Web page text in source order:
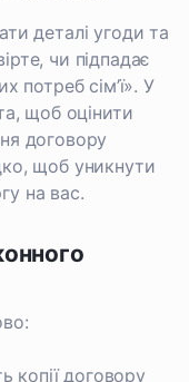
деталі угоди та
чи підпадає
потреб сім’ї». У
щоб оцінити
договору
щоб уникнути
на вас.
копії договору